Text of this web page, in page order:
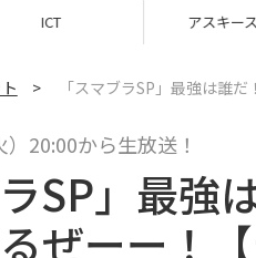
ICT アスキー
> 「スマブラSP」最強は誰
20:00から生放送！
ラSP」最
ぜーー！